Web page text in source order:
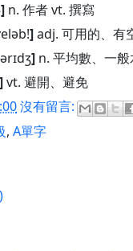
] n. 作者 vt. 撰寫
]adj. 可用的、有
] n. 平均數、一
]vt. 避開、避免
沒有留言:
, A單字